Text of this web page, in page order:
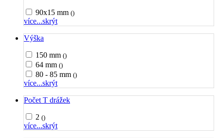
90x15 mm ()
více...skrýt
Výška
150 mm ()
64 mm ()
80 - 85 mm ()
více...skrýt
Počet T drážek
2 ()
více...skrýt